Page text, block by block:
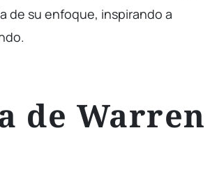
de su enfoque, inspirando a
de Warren